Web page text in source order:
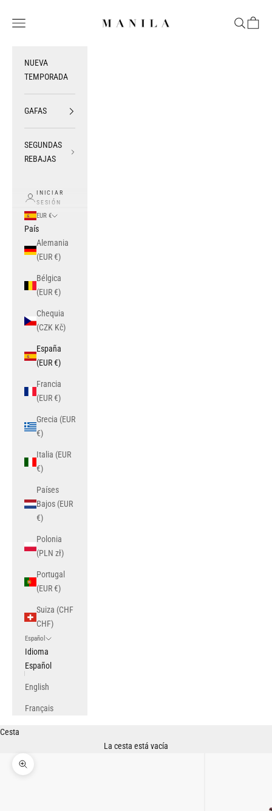
Menú Buscar
Cesta
NUEVA
TEMPORADA
GAFAS
SEGUNDAS
REBAJAS
INICIAR
SESIÓN
EUR €
País
Alemania
(EUR €)
Bélgica
(EUR €)
Chequia
(CZK Kč)
España
(EUR €)
Francia
(EUR €)
Grecia (EUR
€)
Italia (EUR
€)
Países
Bajos (EUR
€)
Polonia
(PLN zł)
Portugal
(EUR €)
Suiza (CHF
CHF)
Español
Idioma
Español
English
Français
Cesta
La cesta está vacía
Zoom